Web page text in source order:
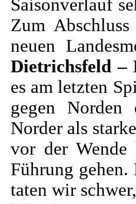
Saisonverlauf
Zum
neuen
Dietrichsfeld –
es am letzten
gegen Norden
Norder als
vor der Wende
Führung
taten wir